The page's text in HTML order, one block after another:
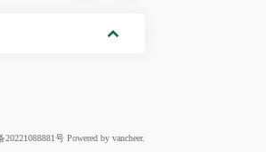
20221088881号 Powered by vancheer.